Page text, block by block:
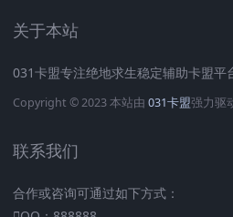
关于本站
031卡盟专注绝地求生稳定辅助卡盟平
Copyright © 2023 本站由 031卡盟强力驱
联系我们
合作或咨询可通过如下方式：